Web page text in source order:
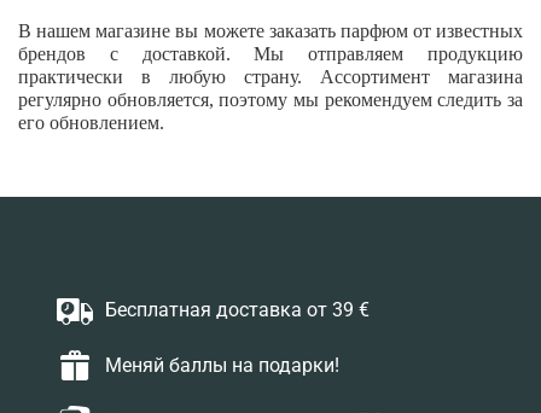
В нашем магазине вы можете заказать парфюм от известных
брендов с доставкой. Мы отправляем продукцию
практически в любую страну. Ассортимент магазина
регулярно обновляется, поэтому мы рекомендуем следить за
его обновлением.
Бесплатная доставка от 39 €
Меняй баллы на подарки!